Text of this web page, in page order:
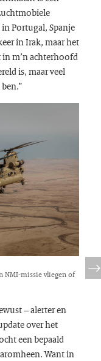
Portugal, Spanje
in Irak, maar het
m’n achterhoofd
is, maar veel
NMI-missie vliegen of
– alerter en
over het
een bepaald
Want in